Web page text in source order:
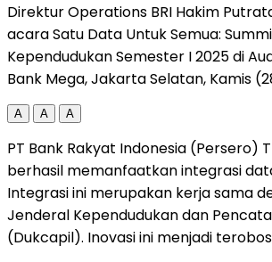
Direktur Operations BRI Hakim
acara Satu Data Untuk Semua:
Kependudukan Semester I 2025 di
Bank Mega, Jakarta Selatan, Kamis
A A A
PT Bank Rakyat Indonesia (Persero)
berhasil memanfaatkan integrasi
Integrasi ini merupakan kerja sama
Jenderal Kependudukan dan
(Dukcapil). Inovasi ini menjadi